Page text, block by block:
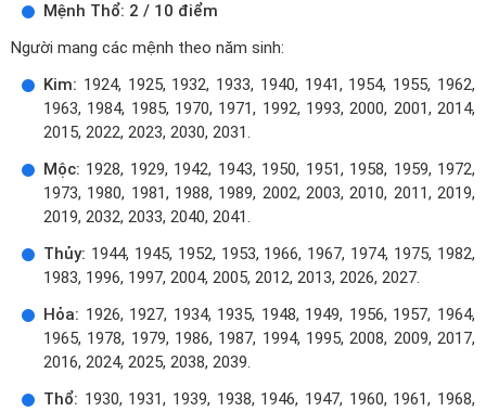
Mệnh Thổ: 2 / 10 điểm
Người mang các mệnh theo năm sinh:
Kim: 1924, 1925, 1932, 1933, 1940, 1941, 1954, 1955, 1962,
1963, 1984, 1985, 1970, 1971, 1992, 1993, 2000, 2001, 2014,
2015, 2022, 2023, 2030, 2031.
Mộc: 1928, 1929, 1942, 1943, 1950, 1951, 1958, 1959, 1972,
1973, 1980, 1981, 1988, 1989, 2002, 2003, 2010, 2011, 2019,
2019, 2032, 2033, 2040, 2041.
Thủy: 1944, 1945, 1952, 1953, 1966, 1967, 1974, 1975, 1982,
1983, 1996, 1997, 2004, 2005, 2012, 2013, 2026, 2027.
Hỏa: 1926, 1927, 1934, 1935, 1948, 1949, 1956, 1957, 1964,
1965, 1978, 1979, 1986, 1987, 1994, 1995, 2008, 2009, 2017,
2016, 2024, 2025, 2038, 2039.
Thổ: 1930, 1931, 1939, 1938, 1946, 1947, 1960, 1961, 1968,